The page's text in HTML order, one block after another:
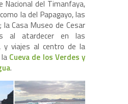
Nacional del Timanfaya,
la del Papagayo, las
la Casa Museo de Cesar
al atardecer en las
y viajes al centro de la
Cueva de los Verdes y
.